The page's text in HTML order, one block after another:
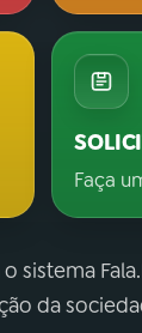
Faça
sistema
da